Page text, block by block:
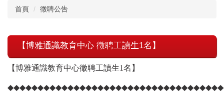
首頁 徵聘公告
【博雅通識教育中心 徵聘工讀生1名】
【博雅通識教育中心徵聘工讀生1名】